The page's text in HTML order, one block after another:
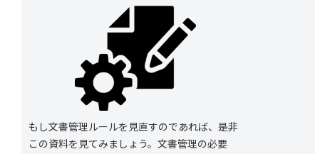
もし文書管理ルールを見直すのであれば、是非
この資料を見てみましょう。文書管理の必要